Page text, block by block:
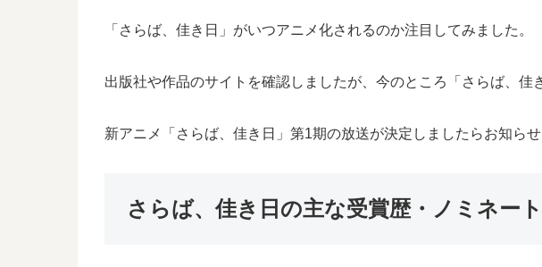
「さらば、佳き日」がいつアニメ化されるのか注目してみました。
出版社や作品のサイトを確認しましたが、今のところ「さらば、佳
新アニメ「さらば、佳き日」第1期の放送が決定しましたらお知らせ
さらば、佳き日の主な受賞歴・ノミネート